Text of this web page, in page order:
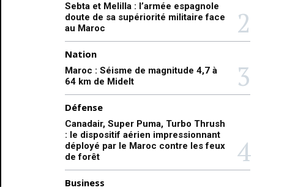
Sebta et Melilla : l’armée espagnole
doute de sa supériorité militaire face
au Maroc
Nation
Maroc : Séisme de magnitude 4,7 à
64 km de Midelt
Défense
Canadair, Super Puma, Turbo Thrush
: le dispositif aérien impressionnant
déployé par le Maroc contre les feux
de forêt
Business